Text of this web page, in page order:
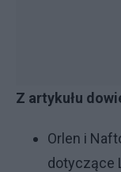
Z artykułu
Orlen i
dotyczące